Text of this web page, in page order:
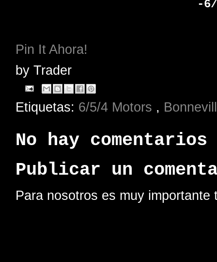
-
Pin It Ahora!
by Trader
Etiquetas: 6/5/4 Motors ,
No hay
Publicar un
Para nosotros es muy